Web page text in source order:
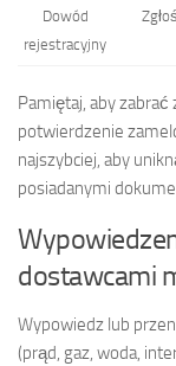
Dowód
rejestracyjny
Pamiętaj, aby
potwierdzenie
najszybciej, aby
posiadanymi
dostawcami
Wypowiedz lub
(prąd, gaz, woda,